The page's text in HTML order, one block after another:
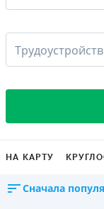
НА КАРТУ
Сначала